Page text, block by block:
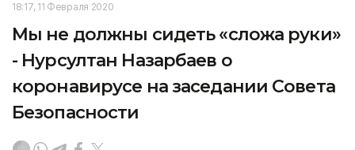
18:17, 11 Февраля 2020
Мы не должны сидеть «сложа руки»
- Нурсултан Назарбаев о
коронавирусе на заседании Совета
Безопасности